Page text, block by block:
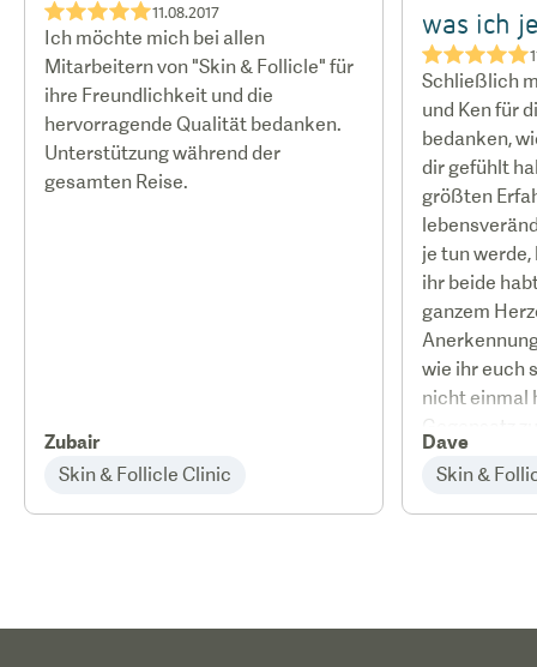
★★★★★11.08.2017
Ich möchte mich bei allen
Mitarbeitern von "Skin & Follicle" für
ihre Freundlichkeit und die
hervorragende Qualität bedanken.
Unterstützung während der
gesamten Reise.
Zubair
Skin & Follicle Clinic
was ich
★★★★★
Schließlich
und Ken für
bedanken,
dir gefühlt
größten
je tun
ihr beide
ganzem
wie ihr euch
nicht einmal
Gegensatz
ich
gesetzt
fühlte mich
Dave
Skin &